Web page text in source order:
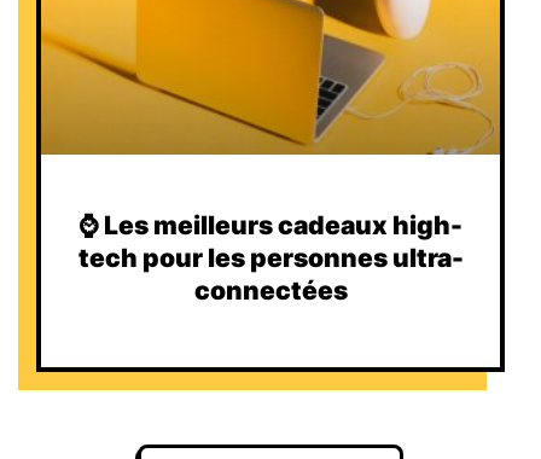
⌚️ Les meilleurs cadeaux high-
tech pour les personnes ultra-
connectées